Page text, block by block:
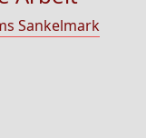
Sankelmark